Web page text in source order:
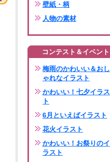
壁紙・柄
人物の素材
コンテスト＆イベント
梅雨のかわいい＆おし
ゃれなイラスト
かわいい！七夕イラス
ト
6月といえばイラスト
花火イラスト
かわいい！お祭りのイ
ラスト